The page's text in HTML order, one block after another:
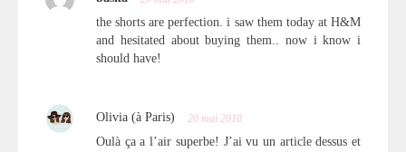
the shorts are perfection. i saw them today at H&M
and hesitated about buying them.. now i know i
should have!
Olivia (à Paris) 20 mai 2010
Oulà ça a l’air superbe! J’ai vu un article dessus et